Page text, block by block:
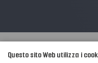
Questo sito Web utilizza i